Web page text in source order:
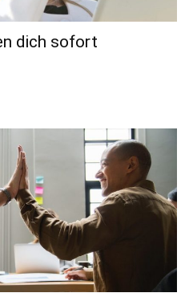
dich sofort